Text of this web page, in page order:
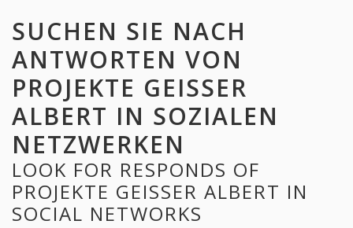
SUCHEN SIE NACH
ANTWORTEN VON
PROJEKTE GEISSER
ALBERT IN SOZIALEN
NETZWERKEN
LOOK FOR RESPONDS OF
PROJEKTE GEISSER ALBERT IN
SOCIAL NETWORKS